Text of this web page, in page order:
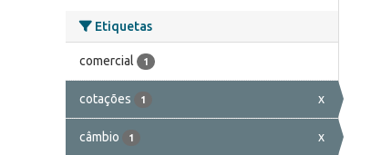
Etiquetas
comercial 1
cotações 1 x
câmbio 1 x